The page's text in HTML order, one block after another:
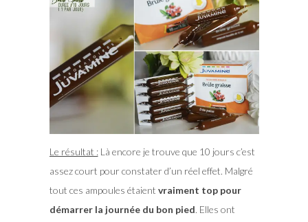
Le résultat :Là encore je trouve que 10 jours c’est
assez court pour constater d’un réel effet. Malgré
tout ces ampoules étaient vraiment top pour
démarrer la journée du bon pied. Elles ont